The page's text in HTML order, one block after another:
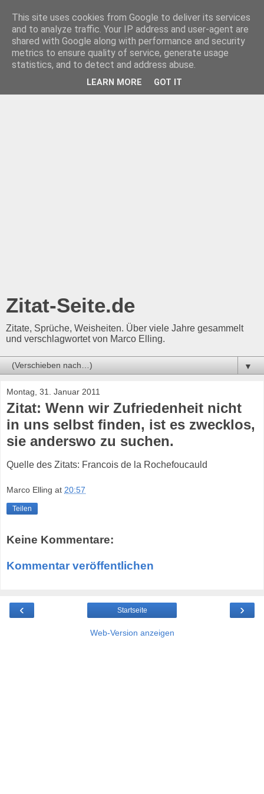
Zitat-Seite.de
Zitate, Sprüche, Weisheiten. Über viele Jahre gesammelt
und verschlagwortet von Marco Elling.
▼
Montag, 31. Januar 2011
Zitat: Wenn wir Zufriedenheit nicht
in uns selbst finden, ist es zwecklos,
sie anderswo zu suchen.
Quelle des Zitats: Francois de la Rochefoucauld
Marco Elling at 20:57
Teilen
Keine Kommentare:
Kommentar veröffentlichen
‹ ›
Startseite
Web-Version anzeigen
This site uses cookies from Google to deliver its services
and to analyze traffic. Your IP address and user-agent are
shared with Google along with performance and security
metrics to ensure quality of service, generate usage
statistics, and to detect and address abuse.
LEARN MORE GOT IT